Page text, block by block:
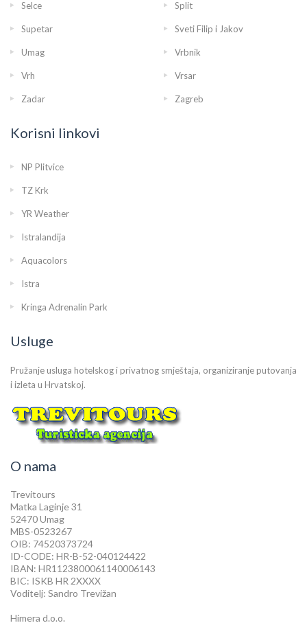
Selce Split
Supetar Sveti Filip i Jakov
Umag Vrbnik
Vrh Vrsar
Zadar Zagreb
Korisni linkovi
NP Plitvice
TZ Krk
YR Weather
Istralandija
Aquacolors
Istra
Kringa Adrenalin Park
Usluge
Pružanje usluga hotelskog i privatnog smještaja, organiziranje putovanja
i izleta u Hrvatskoj.
O nama
Trevitours
Matka Laginje 31
52470 Umag
MBS-0523267
OIB: 74520373724
ID-CODE: HR-B-52-040124422
IBAN: HR1123800061140006143
BIC: ISKB HR 2XXXX
Voditelj: Sandro Trevižan
Himera d.o.o.